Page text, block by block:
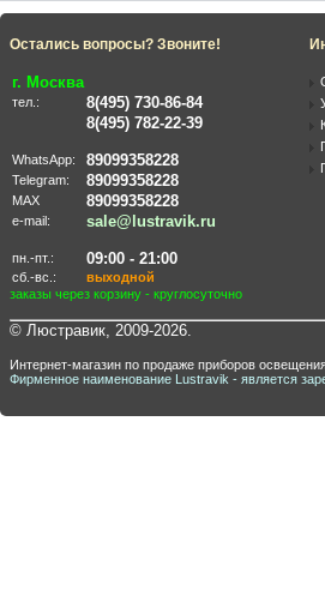
Остались вопросы? Звоните!
г. Москва
тел.:
8(495) 730-86-84
8(495) 782-22-39
WhatsApp: 89099358228
Telegram: 89099358228
MAX 89099358228
e-mail: sale@lustravik.ru
пн.-пт.: 09:00 - 21:00
сб.-вс.:
выходной
заказы через корзину - круглосуточно
© Люстравик, 2009-2026.
Интернет-магазин по продаже приборов
Фирменное наименование Lustravik - является